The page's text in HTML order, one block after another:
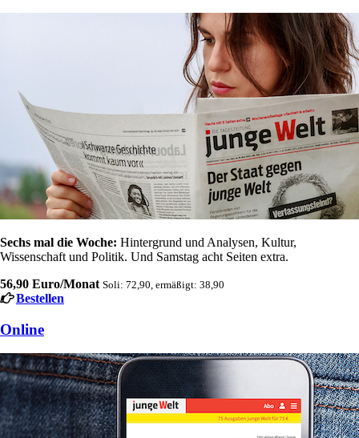
Sechs mal die Woche: Hintergrund und Analysen, Kultur,
Wissenschaft und Politik. Und Samstag acht Seiten extra.
56,90 Euro/Monat Soli: 72,90, ermäßigt: 38,90
Bestellen
Online